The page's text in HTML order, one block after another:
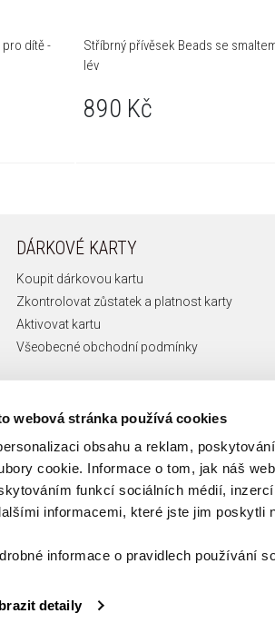
webová stránka používá cookies
obsahu a reklam,
cookie. Informace o tom, jak náš
funkcí sociálních médií,
informacemi, které jste jim poskytli
informace o pravidlech používání
detaily
dítě -
Stříbrný přívěsek Beads se
lév
890 Kč
DÁRKOVÉ KARTY
Koupit dárkovou kartu
Zkontrolovat zůstatek a platnost karty
Aktivovat kartu
Všeobecné obchodní podmínky